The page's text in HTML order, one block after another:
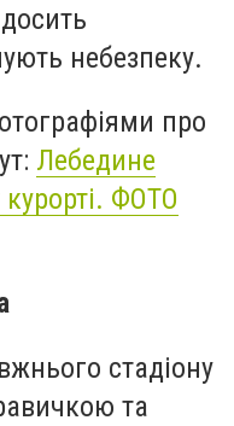
небезпеку.
про
Лебедине
ФОТО
стадіону
та